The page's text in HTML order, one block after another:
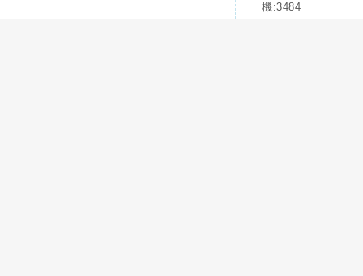
機:3484